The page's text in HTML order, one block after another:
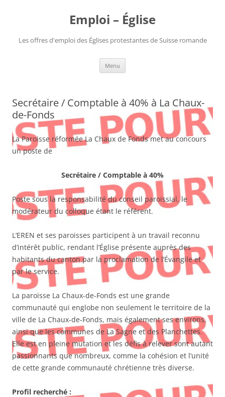
Emploi – Église
Les offres d'emploi des Églises protestantes de Suisse romande
Menu
Secrétaire / Comptable à 40% à La Chaux-
de-Fonds
La Paroisse réformée La Chaux de Fonds met au concours
un poste de
Secrétaire / Comptable à 40%
Poste sous la responsabilité du conseil paroissial, le
modérateur du colloque étant le référent.
L’EREN et ses paroisses participent à un travail reconnu
d’intérêt public, rendant l’Église présente auprès des
habitants du canton par la proclamation de l’Évangile et
par le service.
La paroisse La Chaux-de-Fonds est une grande
communauté qui englobe non seulement le territoire de la
ville de La Chaux-de-Fonds, mais également ses environs,
ainsi que les communes de La Sagne et des Planchettes.
Elle est en pleine mutation et les défis à relever sont autant
passionnants que nombreux, comme la cohésion et l’unité
de cette grande communauté chrétienne très diverse.
Profil recherché :